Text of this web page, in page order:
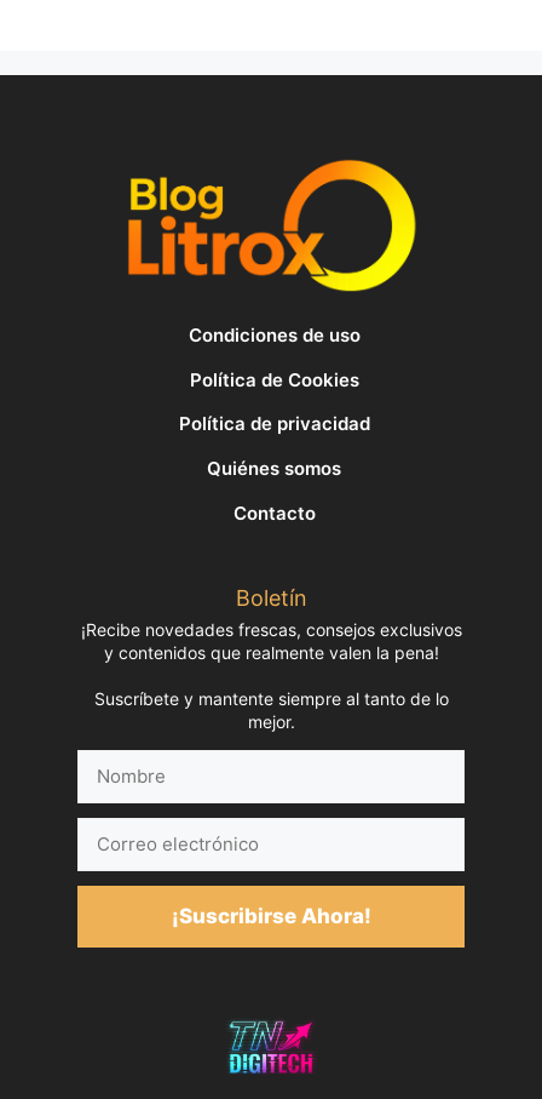
Condiciones de uso
Política de Cookies
Política de privacidad
Quiénes somos
Contacto
Boletín
¡Recibe novedades frescas, consejos exclusivos
y contenidos que realmente valen la pena!
Suscríbete y mantente siempre al tanto de lo
mejor.
electrónico
¡Suscribirse Ahora!